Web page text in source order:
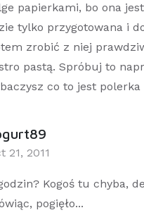
papierkami, bo ona
tylko przygotowana i
zrobić z niej
pastą. Spróbuj to
co to jest polerka
21, 2011
Kogoś tu chyba,
pogięło...